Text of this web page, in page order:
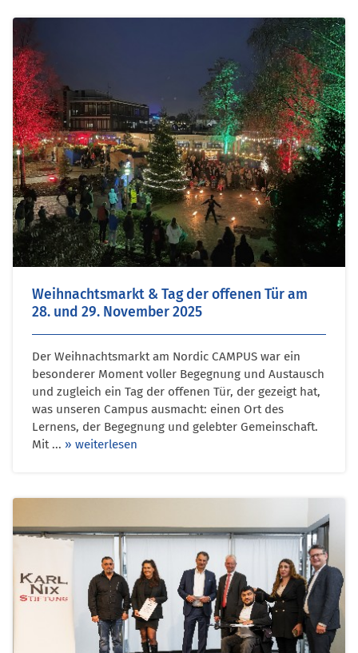
Weihnachtsmarkt & Tag der offenen Tür am
28. und 29. November 2025
Der Weihnachtsmarkt am Nordic CAMPUS war ein
besonderer Moment voller Begegnung und Austausch
und zugleich ein Tag der offenen Tür, der gezeigt hat,
was unseren Campus ausmacht: einen Ort des
Lernens, der Begegnung und gelebter Gemeinschaft.
Mit ... » weiterlesen